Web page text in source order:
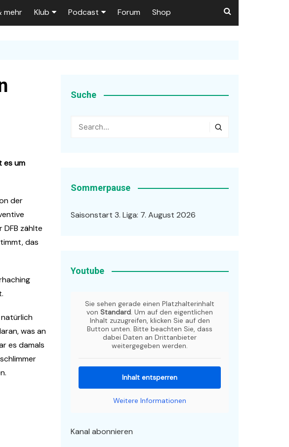
mehr Klub
Ex-Preußen
Podcast Forum Shop
es um
der
DFB zählte
das
was an
es damals
Suche
Sommerpause
Saisonstart 3. Liga: 7. August 2026
Youtube
Sie sehen gerade einen Platzhalterinhalt
von Standard. Um auf den eigentlichen
Inhalt zuzugreifen, klicken Sie auf den
Button unten. Bitte beachten Sie, dass
dabei Daten an Drittanbieter
weitergegeben werden.
Inhalt entsperren
Weitere Informationen
Kanal abonnieren